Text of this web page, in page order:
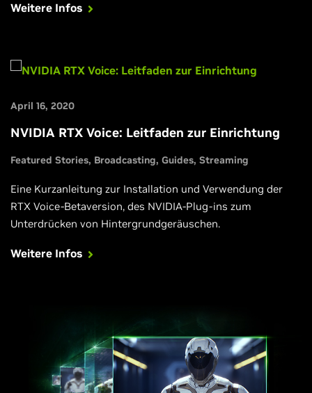
Weitere Infos
April 16, 2020
NVIDIA RTX Voice: Leitfaden zur Einrichtung
Featured Stories Broadcasting Guides Streaming
Eine Kurzanleitung zur Installation und Verwendung der
RTX Voice-Betaversion, des NVIDIA-Plug-ins zum
Unterdrücken von Hintergrundgeräuschen.
Weitere Infos